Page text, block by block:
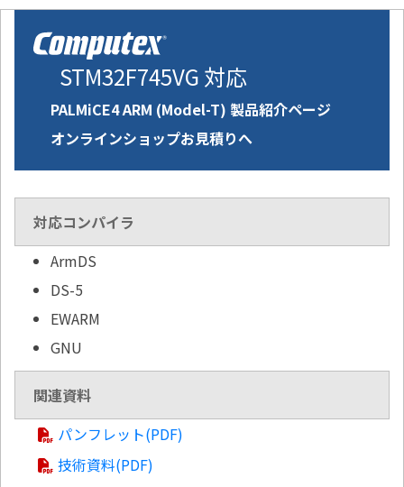
STM32F745VG 対応
PALMiCE4 ARM (Model-T) 製品紹介ページ
オンラインショップお見積りへ
対応コンパイラ
ArmDS
DS-5
EWARM
GNU
関連資料
パンフレット(PDF)
技術資料(PDF)